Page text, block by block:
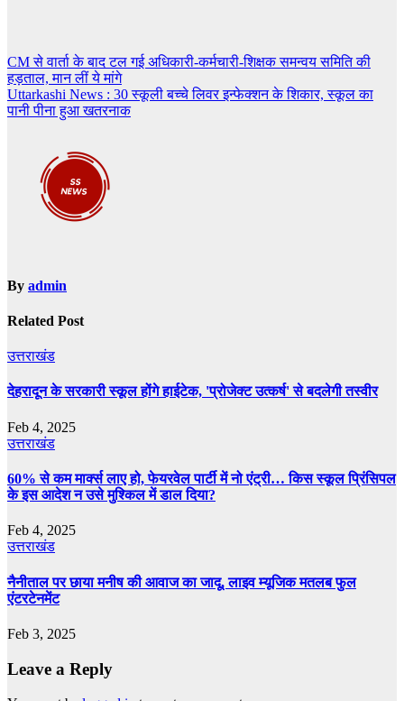
Post
navigation
CM से वार्ता के बाद टल गई अधिकारी-कर्मचारी-शिक्षक समन्वय समिति की
हड़ताल, मान लीं ये मांगे
Uttarkashi News : 30 स्कूली बच्चे लिवर इन्फेक्शन के शिकार, स्कूल का
पानी पीना हुआ खतरनाक
By admin
Related Post
उत्तराखंड
देहरादून के सरकारी स्कूल होंगे हाईटेक, 'प्रोजेक्ट उत्कर्ष' से बदलेगी तस्वीर
Feb 4, 2025
उत्तराखंड
60% से कम मार्क्‍स लाए हो, फेयरवेल पार्टी में नो एंट्री… किस स्‍कूल प्र‍िंसिपल
के इस आदेश न उसे मुश्किल में डाल दिया?
Feb 4, 2025
उत्तराखंड
नैनीताल पर छाया मनीष की आवाज का जादू, लाइव म्यूजिक मतलब फुल
एंटरटेनमेंट
Feb 3, 2025
Leave a Reply